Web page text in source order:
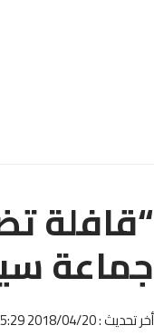
“قافلة
جماعة
أخر تحديث : 2018/04/20 at 5:29 مساءً